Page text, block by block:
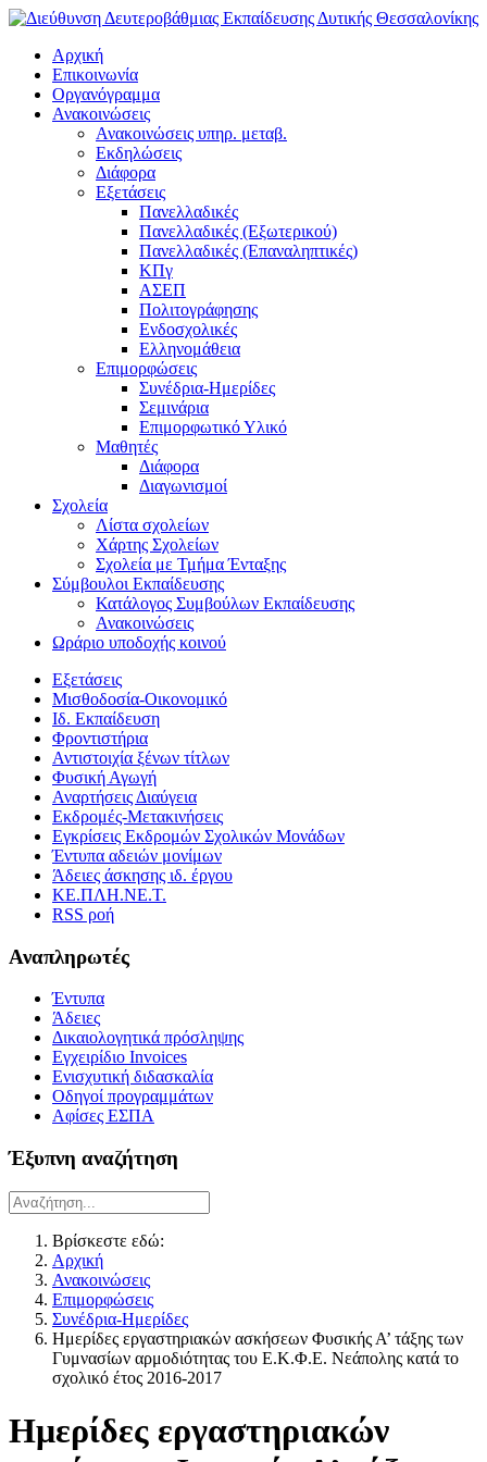
Αρχική
Επικοινωνία
Οργανόγραμμα
Ανακοινώσεις
Ανακοινώσεις υπηρ. μεταβ.
Εκδηλώσεις
Διάφορα
Εξετάσεις
Πανελλαδικές
Πανελλαδικές (Εξωτερικού)
Πανελλαδικές (Επαναληπτικές)
ΚΠγ
ΑΣΕΠ
Πολιτογράφησης
Ενδοσχολικές
Ελληνομάθεια
Επιμορφώσεις
Συνέδρια-Ημερίδες
Σεμινάρια
Επιμορφωτικό Υλικό
Μαθητές
Διάφορα
Διαγωνισμοί
Σχολεία
Λίστα σχολείων
Χάρτης Σχολείων
Σχολεία με Τμήμα Ένταξης
Σύμβουλοι Εκπαίδευσης
Κατάλογος Συμβούλων Εκπαίδευσης
Ανακοινώσεις
Ωράριο υποδοχής κοινού
Εξετάσεις
Μισθοδοσία-Οικονομικό
Ιδ. Εκπαίδευση
Φροντιστήρια
Αντιστοιχία ξένων τίτλων
Φυσική Αγωγή
Αναρτήσεις Διαύγεια
Εκδρομές-Μετακινήσεις
Εγκρίσεις Εκδρομών Σχολικών Μονάδων
Έντυπα αδειών μονίμων
Άδειες άσκησης ιδ. έργου
ΚΕ.ΠΛΗ.ΝΕ.Τ.
RSS ροή
Αναπληρωτές
Έντυπα
Άδειες
Δικαιολογητικά πρόσληψης
Εγχειρίδιο Invoices
Ενισχυτική διδασκαλία
Οδηγοί προγραμμάτων
Αφίσες ΕΣΠΑ
Έξυπνη αναζήτηση
Βρίσκεστε εδώ:
Αρχική
Ανακοινώσεις
Επιμορφώσεις
Συνέδρια-Ημερίδες
Ημερίδες εργαστηριακών ασκήσεων Φυσικής Α’ τάξης των
Γυμνασίων αρμοδιότητας του Ε.Κ.Φ.Ε. Νεάπολης κατά το
σχολικό έτος 2016-2017
Ημερίδες εργαστηριακών